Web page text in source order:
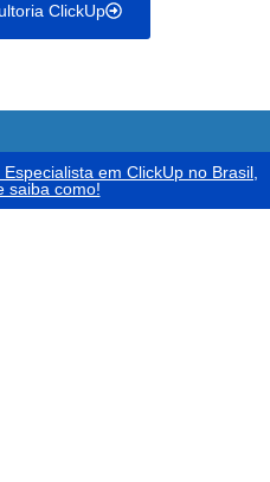
ClickUp
em ClickUp no Brasil,
saiba como!